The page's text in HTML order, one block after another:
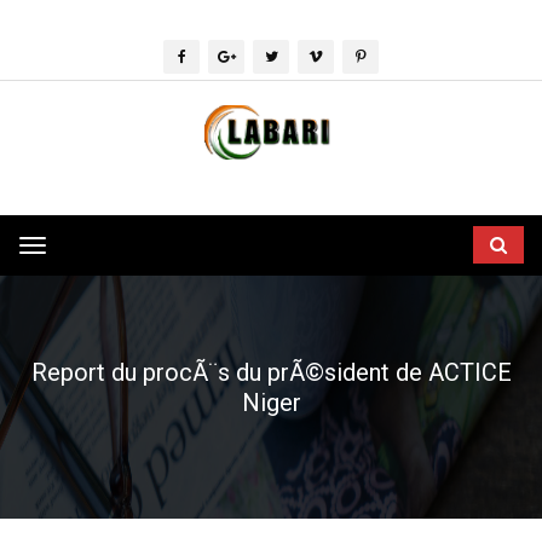
Toggle
navigation
Report du procÃ¨s du prÃ©sident de ACTICE
Niger